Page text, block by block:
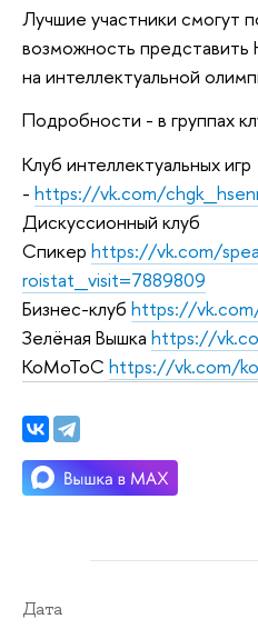
Лучшие участники смогут
возможность
на интеллектуальной
Подробности - в группах
Клуб интеллектуальных игр
- https://vk.com/
Дискуссионный клуб
Спикер https://vk.com/
roistat_visit=7889809
Бизнес-клуб https://
Зелёная Вышка https://
КоМоТоС https://vk.com/
Дата